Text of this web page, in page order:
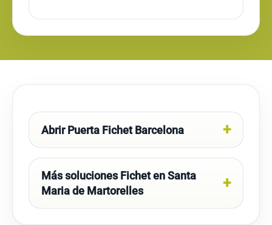
Abrir Puerta Fichet Barcelona
Más soluciones Fichet en Santa
Maria de Martorelles